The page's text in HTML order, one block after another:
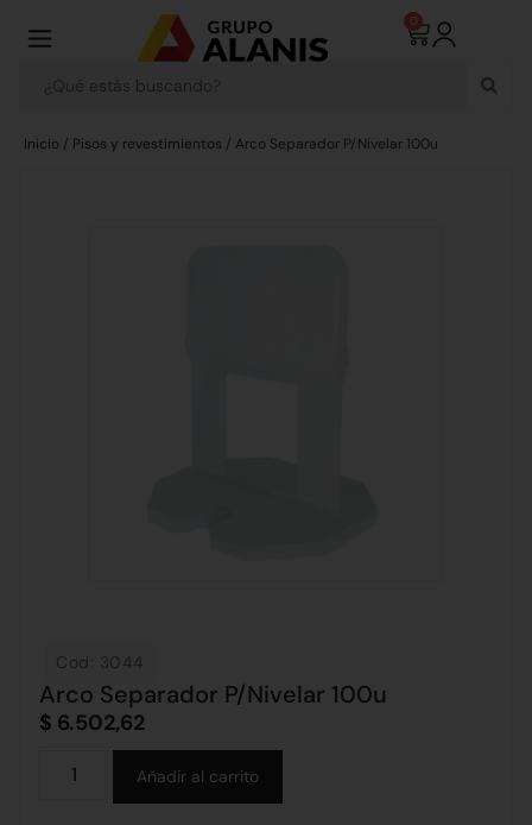
0
Inicio / Pisos y revestimientos / Arco Separador P/Nivelar 100u
Cod: 3044
Arco Separador P/Nivelar 100u
$ 6.502,62
Añadir al carrito